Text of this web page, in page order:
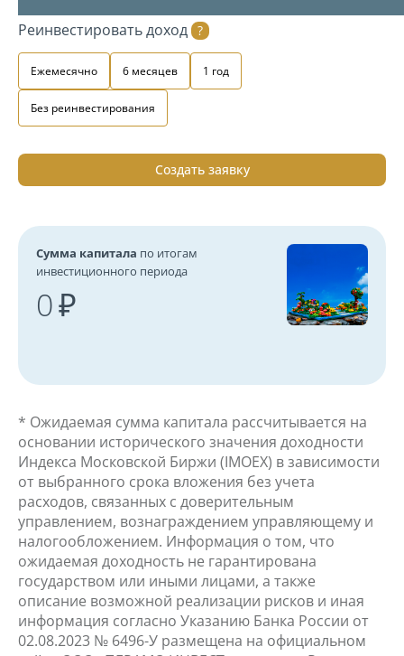
Реинвестировать доход ?
Ежемесячно 6 месяцев 1 год
Без реинвестирования
Создать заявку
Сумма капитала по итогам
инвестиционного периода
0 ₽
* Ожидаемая сумма капитала рассчитывается на
основании исторического значения доходности
Индекса Московской Биржи (IMOEX) в зависимости
от выбранного срока вложения без учета
расходов, связанных с доверительным
управлением, вознаграждением управляющему и
налогообложением. Информация о том, что
ожидаемая доходность не гарантирована
государством или иными лицами, а также
описание возможной реализации рисков и иная
информация согласно Указанию Банка России от
02.08.2023 № 6496-У размещена на официальном